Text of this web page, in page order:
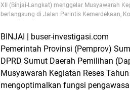
XII (Binjai-Langkat) menggelar Musyawarah
berlangsung di Jalan Perintis Kemerdekaan,
BINJAI | buser-investigasi.com
Pemerintah Provinsi (Pemprov)
DPRD Sumut Daerah Pemilihan
Musyawarah Kegiatan Reses
mengoptimalkan fungsi